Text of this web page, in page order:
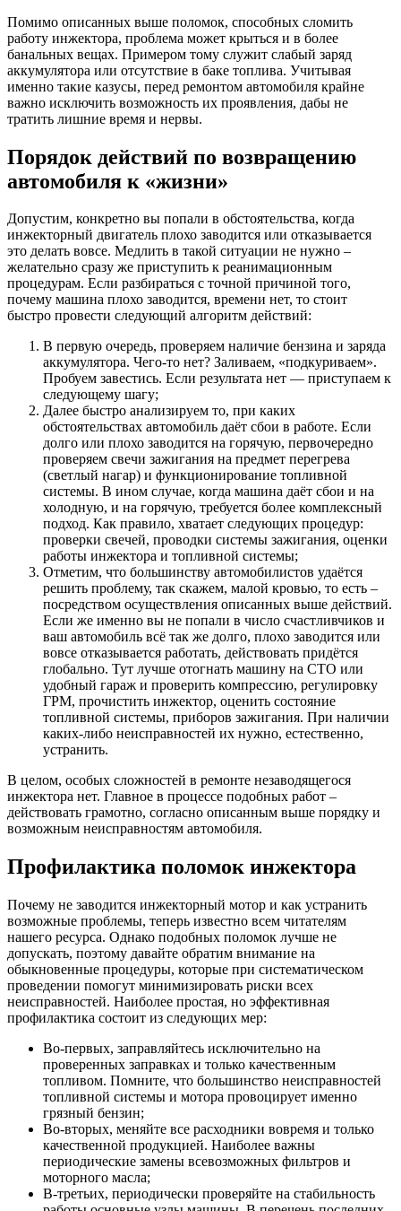
Помимо описанных выше поломок, способных сломить
работу инжектора, проблема может крыться и в более
банальных вещах. Примером тому служит слабый заряд
аккумулятора или отсутствие в баке топлива. Учитывая
именно такие казусы, перед ремонтом автомобиля крайне
важно исключить возможность их проявления, дабы не
тратить лишние время и нервы.
Порядок действий по возвращению
автомобиля к «жизни»
Допустим, конкретно вы попали в обстоятельства, когда
инжекторный двигатель плохо заводится или отказывается
это делать вовсе. Медлить в такой ситуации не нужно –
желательно сразу же приступить к реанимационным
процедурам. Если разбираться с точной причиной того,
почему машина плохо заводится, времени нет, то стоит
быстро провести следующий алгоритм действий:
В первую очередь, проверяем наличие бензина и заряда
аккумулятора. Чего-то нет? Заливаем, «подкуриваем».
Пробуем завестись. Если результата нет — приступаем к
следующему шагу;
Далее быстро анализируем то, при каких
обстоятельствах автомобиль даёт сбои в работе. Если
долго или плохо заводится на горячую, первочередно
проверяем свечи зажигания на предмет перегрева
(светлый нагар) и функционирование топливной
системы. В ином случае, когда машина даёт сбои и на
холодную, и на горячую, требуется более комплексный
подход. Как правило, хватает следующих процедур:
проверки свечей, проводки системы зажигания, оценки
работы инжектора и топливной системы;
Отметим, что большинству автомобилистов удаётся
решить проблему, так скажем, малой кровью, то есть –
посредством осуществления описанных выше действий.
Если же именно вы не попали в число счастливчиков и
ваш автомобиль всё так же долго, плохо заводится или
вовсе отказывается работать, действовать придётся
глобально. Тут лучше отогнать машину на СТО или
удобный гараж и проверить компрессию, регулировку
ГРМ, прочистить инжектор, оценить состояние
топливной системы, приборов зажигания. При наличии
каких-либо неисправностей их нужно, естественно,
устранить.
В целом, особых сложностей в ремонте незаводящегося
инжектора нет. Главное в процессе подобных работ –
действовать грамотно, согласно описанным выше порядку и
возможным неисправностям автомобиля.
Профилактика поломок инжектора
Почему не заводится инжекторный мотор и как устранить
возможные проблемы, теперь известно всем читателям
нашего ресурса. Однако подобных поломок лучше не
допускать, поэтому давайте обратим внимание на
обыкновенные процедуры, которые при систематическом
проведении помогут минимизировать риски всех
неисправностей. Наиболее простая, но эффективная
профилактика состоит из следующих мер:
Во-первых, заправляйтесь исключительно на
проверенных заправках и только качественным
топливом. Помните, что большинство неисправностей
топливной системы и мотора провоцирует именно
грязный бензин;
Во-вторых, меняйте все расходники вовремя и только
качественной продукцией. Наиболее важны
периодические замены всевозможных фильтров и
моторного масла;
В-третьих, периодически проверяйте на стабильность